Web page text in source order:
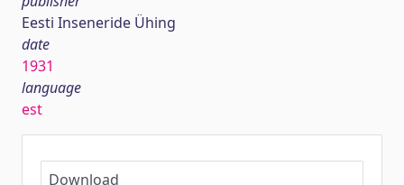
Eesti Inseneride Ühing
date
1931
language
est
Download